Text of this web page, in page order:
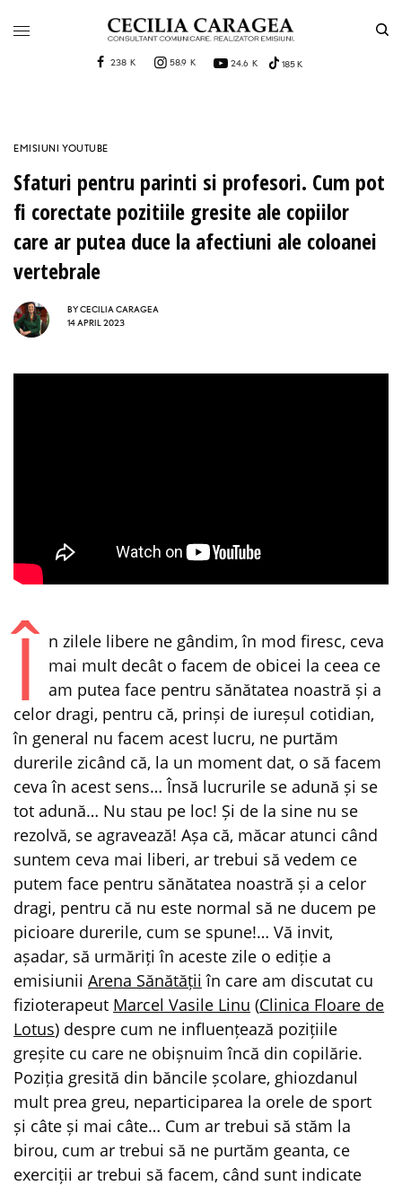
238 K 58.9 K 24.6 K 185 K
EMISIUNI YOUTUBE
Sfaturi pentru parinti si profesori. Cum pot
fi corectate pozitiile gresite ale copiilor
care ar putea duce la afectiuni ale coloanei
vertebrale
BYCECILIA CARAGEA
14 APRIL 2023
Î n zilele libere ne gândim, în mod firesc, ceva
mai mult decât o facem de obicei la ceea ce
am putea face pentru sănătatea noastră și a
celor dragi, pentru că, prinși de iureșul cotidian,
în general nu facem acest lucru, ne purtăm
durerile zicând că, la un moment dat, o să facem
ceva în acest sens… Însă lucrurile se adună și se
tot adună… Nu stau pe loc! Și de la sine nu se
rezolvă, se agravează! Așa că, măcar atunci când
suntem ceva mai liberi, ar trebui să vedem ce
putem face pentru sănătatea noastră și a celor
dragi, pentru că nu este normal să ne ducem pe
picioare durerile, cum se spune!… Vă invit,
așadar, să urmăriți în aceste zile o ediție a
emisiuniiArena Sănătății în care am discutat cu
fizioterapeut Marcel Vasile Linu (Clinica Floare de
Lotus) despre cum ne influențează pozițiile
greșite cu care ne obișnuim încă din copilărie.
Poziția gresită din băncile școlare, ghiozdanul
mult prea greu, neparticiparea la orele de sport
și câte și mai câte… Cum ar trebui să stăm la
birou, cum ar trebui să ne purtăm geanta, ce
exerciții ar trebui să facem, când sunt indicate